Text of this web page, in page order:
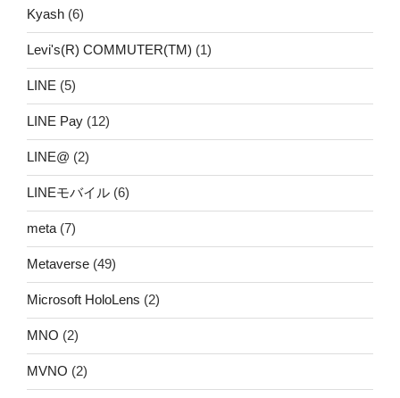
Kyash (6)
Levi's(R) COMMUTER(TM) (1)
LINE (5)
LINE Pay (12)
LINE@ (2)
LINEモバイル (6)
meta (7)
Metaverse (49)
Microsoft HoloLens (2)
MNO (2)
MVNO (2)